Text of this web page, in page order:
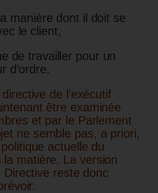
manière dont il doit se
le client,
de travailler pour un
d’ordre.
de l’exécutif
être examinée
et par le Parlement
ne semble pas, a priori,
actuelle du
la matière. La version
reste donc